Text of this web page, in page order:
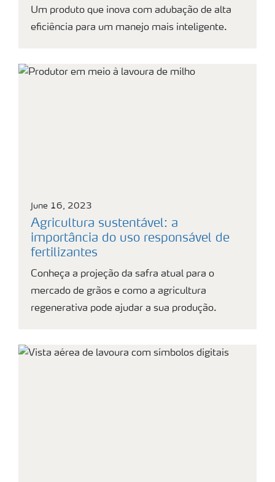
Um produto que inova com adubação de alta
eficiência para um manejo mais inteligente.
June 16, 2023
Agricultura sustentável: a
importância do uso responsável de
fertilizantes
Conheça a projeção da safra atual para o
mercado de grãos e como a agricultura
regenerativa pode ajudar a sua produção.